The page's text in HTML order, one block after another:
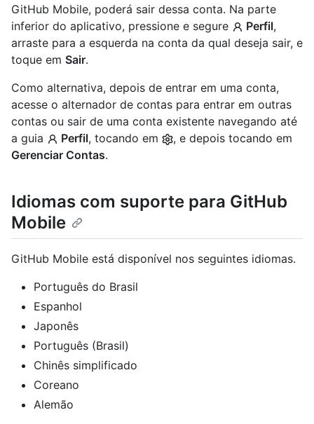
GitHub Mobile, poderá sair dessa conta. Na parte
inferior do aplicativo, pressione e segure
Perfil,
arraste para a esquerda na conta da qual deseja sair, e
toque em Sair.
Como alternativa, depois de entrar em uma conta,
acesse o alternador de contas para entrar em outras
contas ou sair de uma conta existente navegando até
a guia
Perfil, tocando em
, e depois tocando em
Gerenciar Contas.
Idiomas com suporte para GitHub
Mobile
GitHub Mobile está disponível nos seguintes idiomas.
Português do Brasil
Espanhol
Japonês
Português (Brasil)
Chinês simplificado
Coreano
Alemão